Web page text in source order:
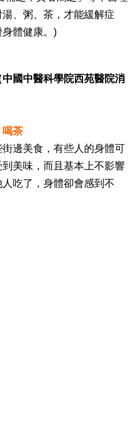
、粥、茶，才能緩解症
體健康。)
國中醫科學院西苑醫院消
喝茶
邊美食，有些人的身體可
美味，而且基本上不影響
吃了，身體卻會感到不